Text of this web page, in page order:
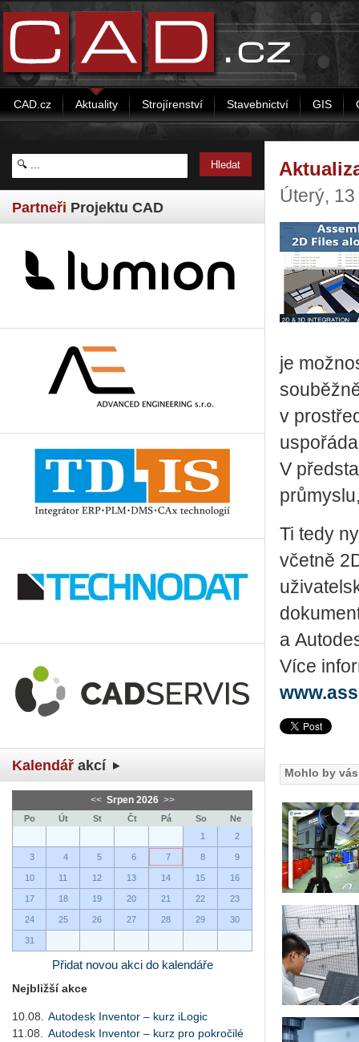
CAD.cz Aktuality Strojírenství Stavebnictví GIS
Partneři Projektu CAD
Kalendář akcí
<< Srpen 2026 >>
Po Út St Čt Pá So
Ne
1
2
3 4 5 6 7 8 9
10 11 12 13 14 15 16
17 18 19 20 21 22 23
24 25 26 27 28 29 30
31
Přidat novou akci do kalendáře
Nejbližší akce
10.08.
Autodesk Inventor – kurz iLogic
11.08.
Autodesk Inventor – kurz pro pokročilé
Úterý,
je
v
V
Ti tedy
včetně
a
Více
Mohlo by